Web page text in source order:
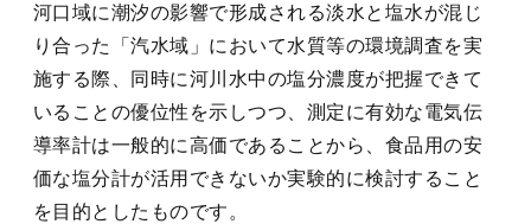
河口域に潮汐の影響で形成される淡水と塩水が混じ
り合った「汽水域」において水質等の環境調査を実
施する際、同時に河川水中の塩分濃度が把握できて
いることの優位性を示しつつ、測定に有効な電気伝
導率計は一般的に高価であることから、食品用の安
価な塩分計が活用できないか実験的に検討すること
を目的としたものです。